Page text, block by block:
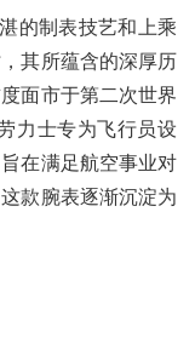
的制表技艺和上乘
其所蕴含的深厚历
面市于第二次世界
力士专为飞行员设
在满足航空事业对
款腕表逐渐沉淀为